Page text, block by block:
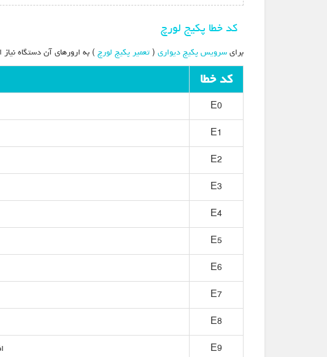
کد خطا پکیج لورچ
برایسرویس پکیج دیواری(تعمیر پکیج لورچ) به ارورهای آن دستگاه
کد خطا
E0
E1
E2
E3
E4
E5
E6
E7
E8
E9